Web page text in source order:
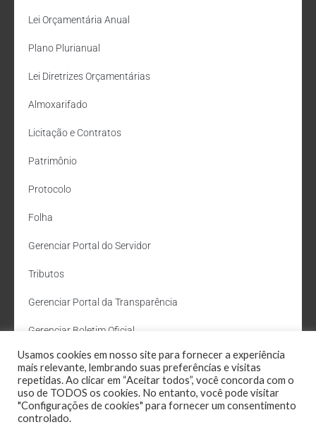
Lei Orçamentária Anual
Plano Plurianual
Lei Diretrizes Orçamentárias
Almoxarifado
Licitação e Contratos
Patrimônio
Protocolo
Folha
Gerenciar Portal do Servidor
Tributos
Gerenciar Portal da Transparência
Gerenciar Boletim Oficial
Departamento de Água e Esgoto
Administração Site
Webmail
Usamos cookies em nosso site para fornecer a experiência
mais relevante, lembrando suas preferências e visitas
repetidas. Ao clicar em “Aceitar todos”, você concorda com o
uso de TODOS os cookies. No entanto, você pode visitar
"Configurações de cookies" para fornecer um consentimento
controlado.